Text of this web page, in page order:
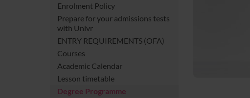
Enrolment Policy
Prepare for your admissions tests
with Univr
ENTRY REQUIREMENTS (OFA)
Courses
Academic Calendar
Lesson timetable
Degree Programme